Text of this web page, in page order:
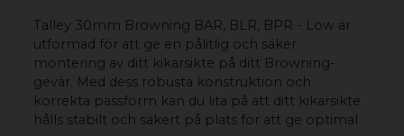
Talley 30mm Browning BAR, BLR, BPR - Low är
utformad för att ge en pålitlig och säker
montering av ditt kikarsikte på ditt Browning-
gevär. Med dess robusta konstruktion och
korrekta passform kan du lita på att ditt kikarsikte
hålls stabilt och säkert på plats för att ge optimal